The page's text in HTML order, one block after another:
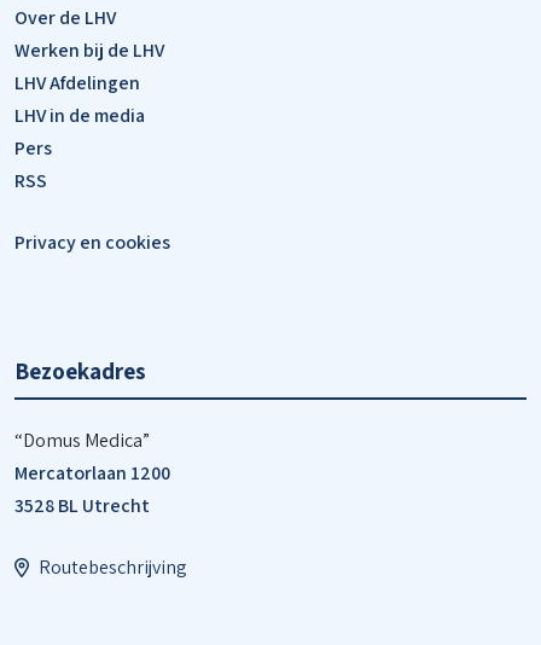
Over de LHV
Werken bij de LHV
LHV Afdelingen
LHV in de media
Pers
RSS
Privacy en cookies
Bezoekadres
“Domus Medica”
Mercatorlaan 1200
3528 BL Utrecht
Routebeschrijving